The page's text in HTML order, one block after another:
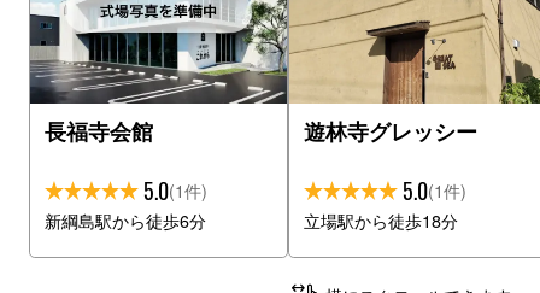
長福寺会館
5.0(1件)
新綱島駅から徒歩6分
遊林寺グレッシー
5.0(1件)
立場駅から徒歩18分